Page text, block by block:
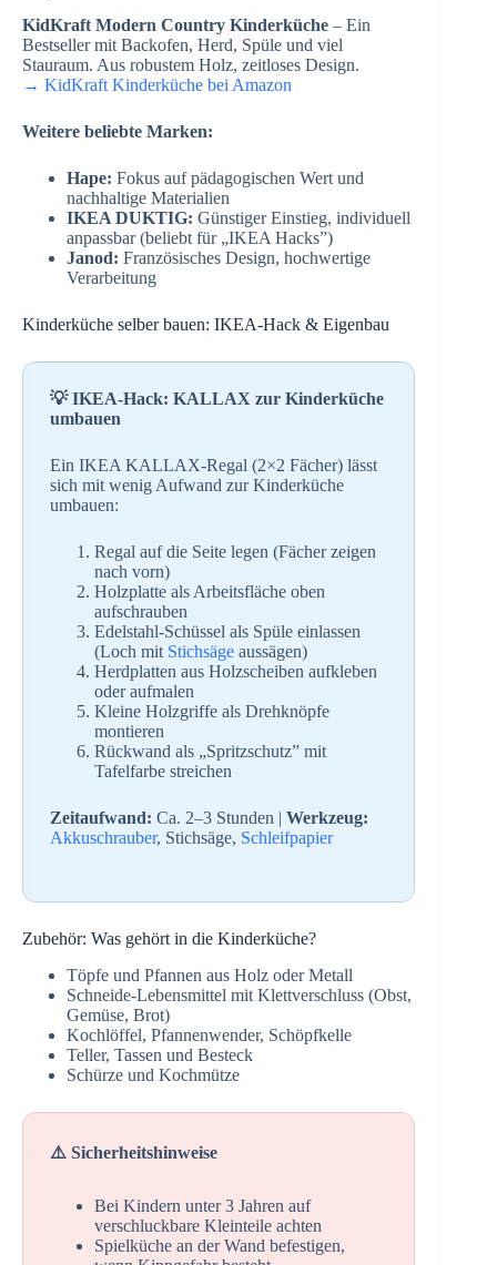
KidKraft Modern Country Kinderküche – Ein
Bestseller mit Backofen, Herd, Spüle und viel
Stauraum. Aus robustem Holz, zeitloses Design.
→ KidKraft Kinderküche bei Amazon
Weitere beliebte Marken:
Hape: Fokus auf pädagogischen Wert und
nachhaltige Materialien
IKEA DUKTIG: Günstiger Einstieg, individuell
anpassbar (beliebt für „IKEA Hacks”)
Janod: Französisches Design, hochwertige
Verarbeitung
Kinderküche selber bauen: IKEA-Hack & Eigenbau
💡 IKEA-Hack: KALLAX zur Kinderküche
umbauen
Ein IKEA KALLAX-Regal (2×2 Fächer) lässt
sich mit wenig Aufwand zur Kinderküche
umbauen:
Regal auf die Seite legen (Fächer zeigen
nach vorn)
Holzplatte als Arbeitsfläche oben
aufschrauben
Edelstahl-Schüssel als Spüle einlassen
(Loch mit Stichsäge aussägen)
Herdplatten aus Holzscheiben aufkleben
oder aufmalen
Kleine Holzgriffe als Drehknöpfe
montieren
Rückwand als „Spritzschutz” mit
Tafelfarbe streichen
Zeitaufwand: Ca. 2–3 Stunden | Werkzeug:
Akkuschrauber, Stichsäge, Schleifpapier
Zubehör: Was gehört in die Kinderküche?
Töpfe und Pfannen aus Holz oder Metall
Schneide-Lebensmittel mit Klettverschluss (Obst,
Gemüse, Brot)
Kochlöffel, Pfannenwender, Schöpfkelle
Teller, Tassen und Besteck
Schürze und Kochmütze
⚠️ Sicherheitshinweise
Bei Kindern unter 3 Jahren auf
verschluckbare Kleinteile achten
Spielküche an der Wand befestigen,